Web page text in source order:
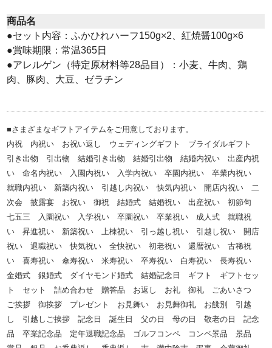
商品名
●セット内容：ふかひれハーフ150g×2、紅焼醤100g×6
●賞味期限：常温365日
●アレルゲン（特定原材料等28品目）：小麦、牛肉、鶏
肉、豚肉、大豆、ゼラチン
■さまざまなギフトアイテムをご用意しております。
内祝 内祝い お祝い返し ウェディングギフト ブライダルギフト
引き出物 引出物 結婚引き出物 結婚引出物 結婚内祝い 出産内祝
い 命名内祝い 入園内祝い 入学内祝い 卒園内祝い 卒業内祝い
就職内祝い 新築内祝い 引越し内祝い 快気内祝い 開店内祝い 二
次会 披露宴 お祝い 御祝 結婚式 結婚祝い 出産祝い 初節句
七五三 入園祝い 入学祝い 卒園祝い 卒業祝い 成人式 就職祝
い 昇進祝い 新築祝い 上棟祝い 引っ越し祝い 引越し祝い 開店
祝い 退職祝い 快気祝い 全快祝い 初老祝い 還暦祝い 古稀祝
い 喜寿祝い 傘寿祝い 米寿祝い 卒寿祝い 白寿祝い 長寿祝い
金婚式 銀婚式 ダイヤモンド婚式 結婚記念日 ギフト ギフトセッ
ト セット 詰め合わせ 贈答品 お返し お礼 御礼 ごあいさつ
ご挨拶 御挨拶 プレゼント お見舞い お見舞御礼 お餞別 引越
し 引越しご挨拶 記念日 誕生日 父の日 母の日 敬老の日 記念
品 卒業記念品 定年退職記念品 ゴルフコンペ コンペ景品 景品